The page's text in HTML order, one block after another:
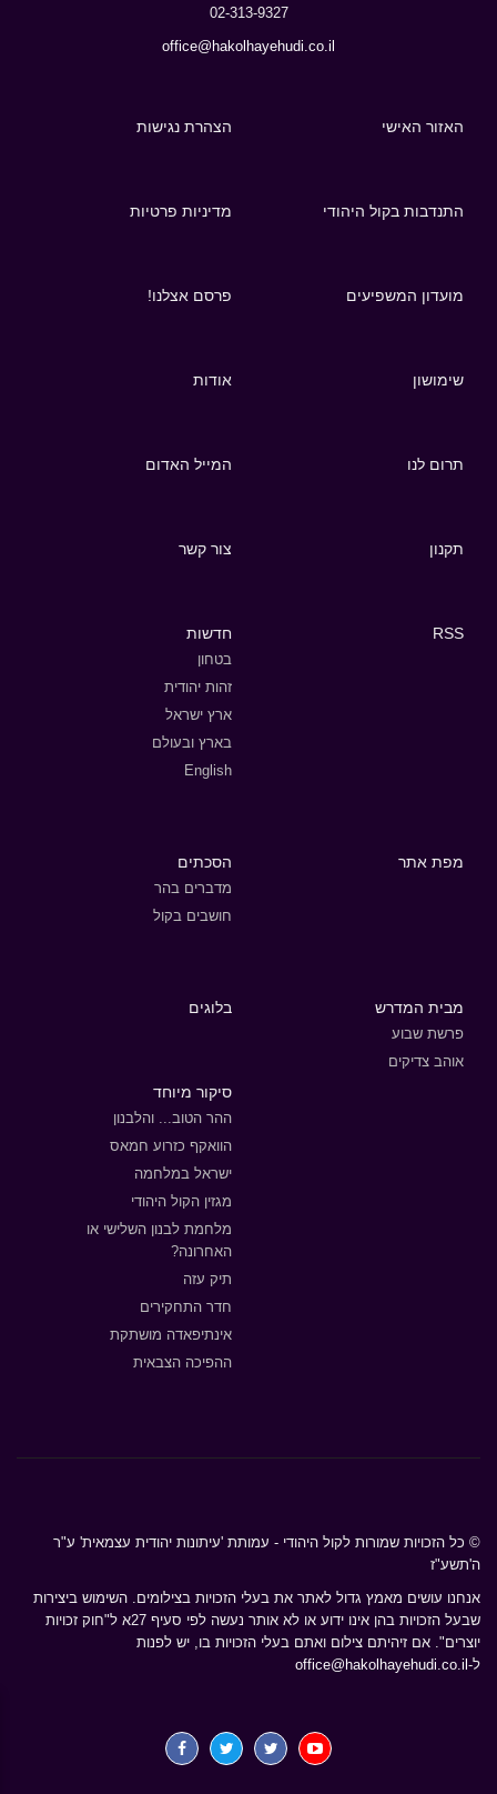
02-313-9327
office@hakolhayehudi.co.il
האזור האישי הצהרת נגישות
התנדבות בקול היהודי מדיניות פרטיות
מועדון המשפיעים פרסם אצלנו!
שימושון אודות
תרום לנו המייל האדום
תקנון צור קשר
RSS חדשות
בטחון
זהות יהודית
ארץ ישראל
בארץ ובעולם
English
מפת אתר הסכתים
מדברים בהר
חושבים בקול
מבית המדרש
פרשת שבוע
אוהב צדיקים
בלוגים
סיקור מיוחד
ההר הטוב... והלבנון
הוואקף כזרוע חמאס
ישראל במלחמה
מגזין הקול היהודי
מלחמת לבנון השלישי או
האחרונה?
תיק עזה
חדר התחקירים
אינתיפאדה מושתקת
ההפיכה הצבאית
© כל הזכויות שמורות לקול היהודי - עמותת 'עיתונות יהודית עצמאית' ע"ר
ה'תשע"ז
אנחנו עושים מאמץ גדול לאתר את בעלי הזכויות בצילומים. השימוש ביצירות
שבעל הזכויות בהן אינו ידוע או לא אותר נעשה לפי סעיף 27א ל"חוק זכויות
יוצרים". אם זיהיתם צילום ואתם בעלי הזכויות בו, יש לפנות
ל- office@hakolhayehudi.co.il